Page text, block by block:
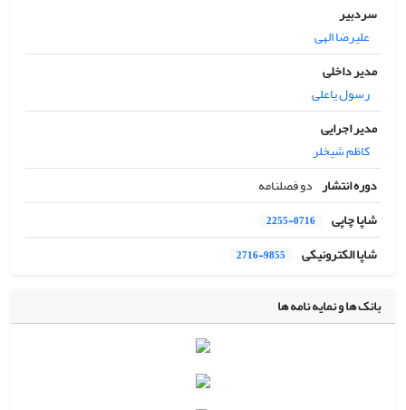
سردبیر
علیرضا الهی
مدیر داخلی
رسول یاعلی
مدیر اجرایی
کاظم شیخلر
دوره انتشار دو فصلنامه
شاپا چاپی
2255-0716
شاپا الکترونیکی 2716-9855
بانک ها و نمایه نامه ها